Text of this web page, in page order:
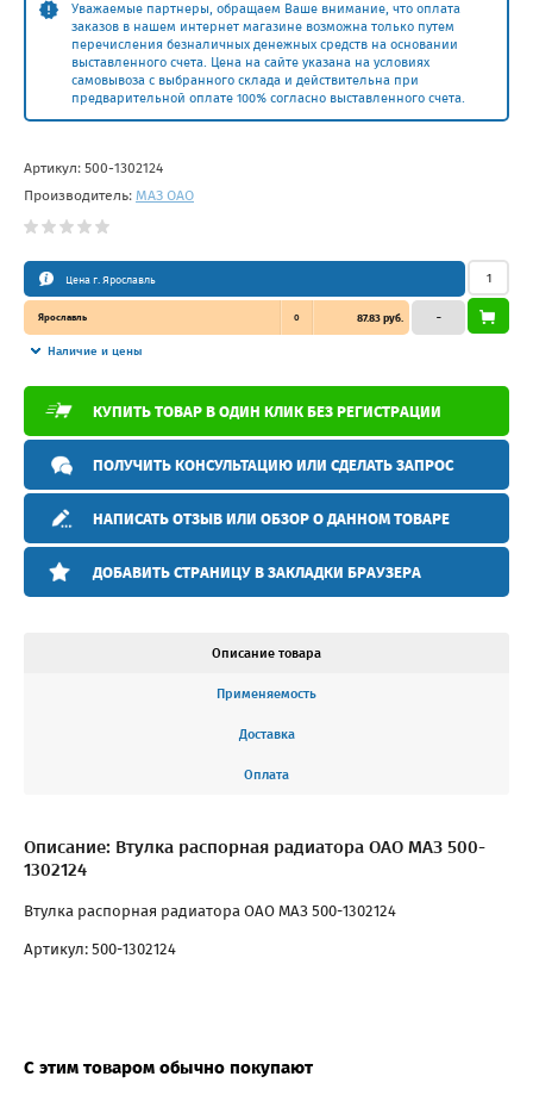
Уважаемые партнеры, обращаем Ваше внимание, что оплата
заказов в нашем интернет магазине возможна только путем
перечисления безналичных денежных средств на основании
выставленного счета. Цена на сайте указана на условиях
самовывоза с выбранного склада и действительна при
предварительной оплате 100% согласно выставленного счета.
Артикул: 500-1302124
Производитель: МАЗ ОАО
Цена г. Ярославль
Ярославль 0 87.83 руб.
Наличие и цены
–
КУПИТЬ ТОВАР В ОДИН КЛИК БЕЗ РЕГИСТРАЦИИ
ПОЛУЧИТЬ КОНСУЛЬТАЦИЮ ИЛИ СДЕЛАТЬ ЗАПРОС
НАПИСАТЬ ОТЗЫВ ИЛИ ОБЗОР О ДАННОМ ТОВАРЕ
ДОБАВИТЬ СТРАНИЦУ В ЗАКЛАДКИ БРАУЗЕРА
Описание товара
Применяемость
Доставка
Оплата
Описание: Втулка распорная радиатора ОАО МАЗ 500-
1302124
Втулка распорная радиатора ОАО МАЗ 500-1302124
Артикул: 500-1302124
С этим товаром обычно покупают